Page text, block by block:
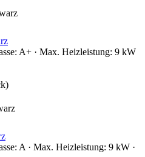
A+ · Max. Heizleistung: 9 kW
A · Max. Heizleistung: 9 kW ·